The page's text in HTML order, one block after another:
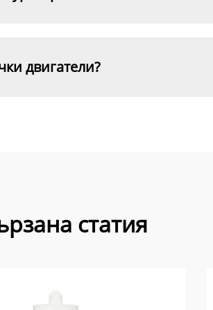
двигатели?
статия